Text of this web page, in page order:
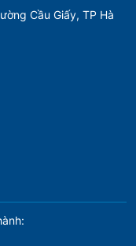
Cầu Giấy, TP Hà